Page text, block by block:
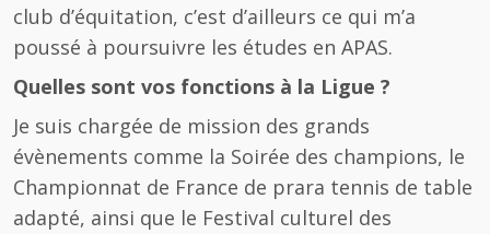
club d’équitation, c’est d’ailleurs ce qui m’a
poussé à poursuivre les études en APAS.
Quelles sont vos fonctions à la Ligue ?
Je suis chargée de mission des grands
évènements comme la Soirée des champions, le
Championnat de France de prara tennis de table
adapté, ainsi que le Festival culturel des